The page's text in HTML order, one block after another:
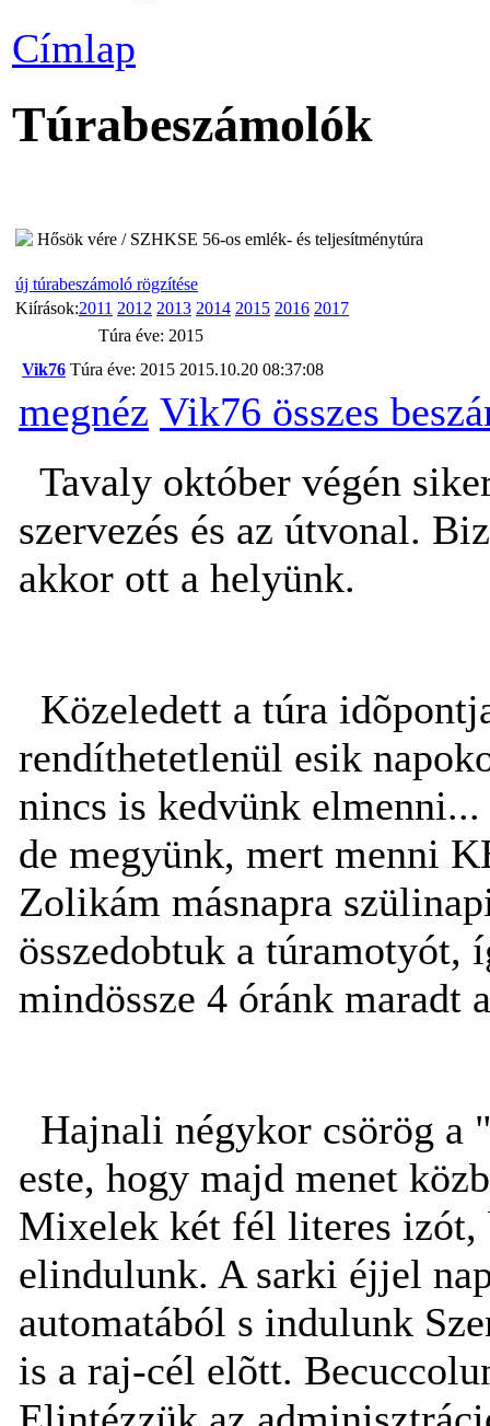
Címlap
Túrabeszámolók
Hősök vére / SZHKSE 56-os emlék- és teljesítménytúra
új túrabeszámoló rögzítése
Kiírások:2011 2012 2013 2014 2015 2016 2017
Túra éve: 2015
Vik76 Túra éve: 2015 2015.10.20 08:37:08
megnéz Vik76 összes
Tavaly október végén
szervezés és az útvonal.
akkor ott a helyünk.
Közeledett a túra
rendíthetetlenül esik
nincs is kedvünk
de megyünk, mert menni
Zolikám másnapra
összedobtuk a túramotyót,
mindössze 4 óránk maradt
Hajnali négykor csörög a
este, hogy majd menet
Mixelek két fél literes izót,
elindulunk. A sarki éjjel
automatából s indulunk
is a raj-cél elõtt.